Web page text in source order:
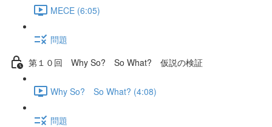
MECE (6:05)
問題
第１０回 Why So? So What? 仮説の検証
Why So? So What? (4:08)
問題